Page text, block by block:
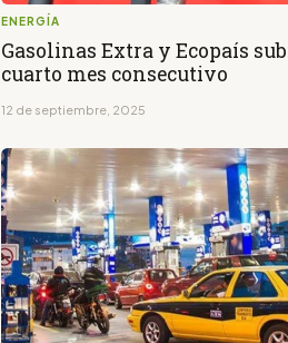
ENERGÍA
Gasolinas Extra y Ecopaís
cuarto mes consecutivo
12 de septiembre, 2025